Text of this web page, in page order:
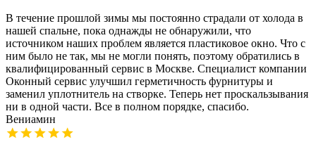
В течение прошлой зимы мы постоянно страдали от холода в
нашей спальне, пока однажды не обнаружили, что
источником наших проблем является пластиковое окно. Что с
ним было не так, мы не могли понять, поэтому обратились в
квалифицированный сервис в Москве. Специалист компании
Оконный сервис улучшил герметичность фурнитуры и
заменил уплотнитель на створке. Теперь нет проскальзывания
ни в одной части. Все в полном порядке, спасибо.
Вениамин